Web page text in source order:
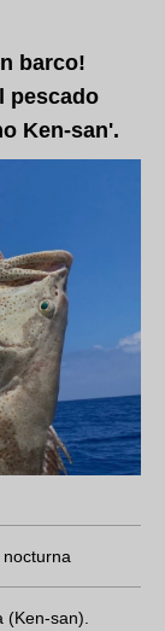
barco!
pescado
Ken-san'.
(Ken-san).